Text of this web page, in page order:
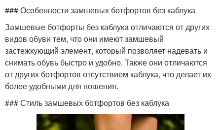
### Особенности замшевых ботфортов без каблука
Замшевые ботфорты без каблука отличаются от других
видов обуви тем, что они имеют замшевый
застежкующий элемент, который позволяет надевать и
снимать обувь быстро и удобно. Также они отличаются
от других ботфортов отсутствием каблука, что делает их
более удобными для ношения.
### Стиль замшевых ботфортов без каблука